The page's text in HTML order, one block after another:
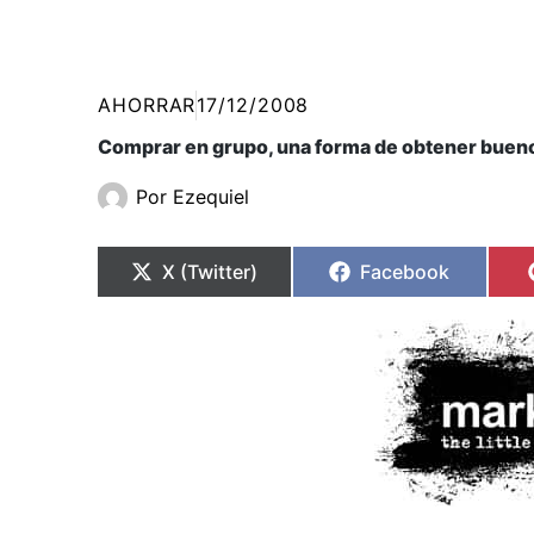
AHORRAR17/12/2008
Comprar en grupo, una forma de obtener
Por Ezequiel
en
X (Twitter)
en
Facebook
en
en